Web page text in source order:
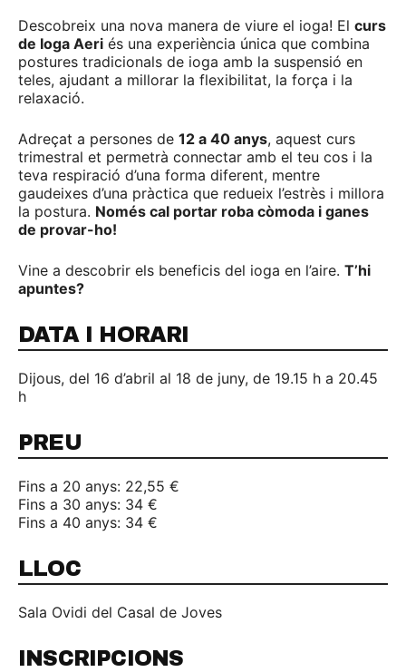
Descobreix una nova manera de viure el ioga! El curs
de Ioga Aeri és una experiència única que combina
postures tradicionals de ioga amb la suspensió en
teles, ajudant a millorar la flexibilitat, la força i la
relaxació.
Adreçat a persones de 12 a 40 anys, aquest curs
trimestral et permetrà connectar amb el teu cos i la
teva respiració d’una forma diferent, mentre
gaudeixes d’una pràctica que redueix l’estrès i millora
la postura. Només cal portar roba còmoda i ganes
de provar-ho!
Vine a descobrir els beneficis del ioga en l’aire. T’hi
apuntes?
DATA I HORARI
Dijous, del 16 d’abril al 18 de juny, de 19.15 h a 20.45
h
PREU
Fins a 20 anys: 22,55 €
Fins a 30 anys: 34 €
Fins a 40 anys: 34 €
LLOC
Sala Ovidi del Casal de Joves
INSCRIPCIONS